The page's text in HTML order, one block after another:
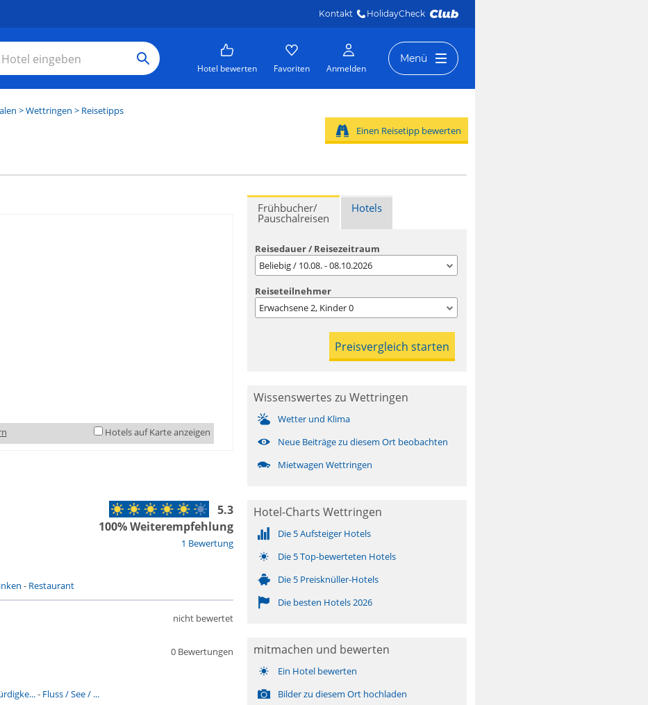
Kontakt HolidayCheck
Hotel bewerten Favoriten Anmelden
Menü
>Wettringen > Reisetipps
Einen Reisetipp bewerten
Hotels auf Karte anzeigen
1 Bewertung
5.3
100% Weiterempfehlung
- Restaurant
0 Bewertungen
nicht bewertet
- Fluss / See / ...
Frühbucher/
Pauschalreisen
Hotels
Reisedauer / Reisezeitraum
Beliebig / 10.08. - 08.10.2026
Reiseteilnehmer
Erwachsene2, Kinder0
Wissenswertes zu Wettringen
Wetter und Klima
Neue Beiträge zu diesem Ort beobachten
Mietwagen Wettringen
Hotel-Charts Wettringen
Die 5 Aufsteiger Hotels
Die 5 Top-bewerteten Hotels
Die 5 Preisknüller-Hotels
Die besten Hotels 2026
mitmachen und bewerten
Ein Hotel bewerten
Bilder zu diesem Ort hochladen